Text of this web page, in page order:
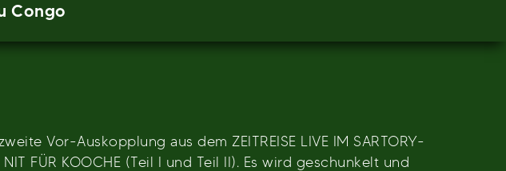
Congo
Vor-Auskopplung aus dem ZEITREISE LIVE IM SARTORY-
FÜR KOOCHE (Teil I und Teil II). Es wird geschunkelt und